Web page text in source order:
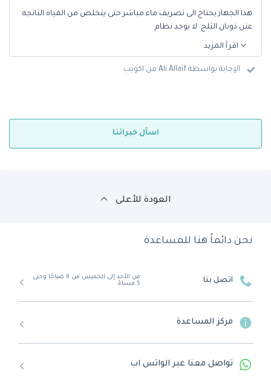
هذا الجهاز يحتاج الى تصريف ماء مباشر حتى يتخلص من المياه الناتجه
عنن ذوبان الثلج. لا يوجد نظام
اقرأ المزيد
الإجابة بواسطة Ali Allaif من اكويب
اسأل خبرائنا
العودة للأعلى
نحن دائماً هنا للمساعدة
اتصل بنا
من الأحد إلى الخميس من 9 صباحًا وحتى
5 مساءً
مركز المساعدة
تواصل معنا عبر الواتس اب